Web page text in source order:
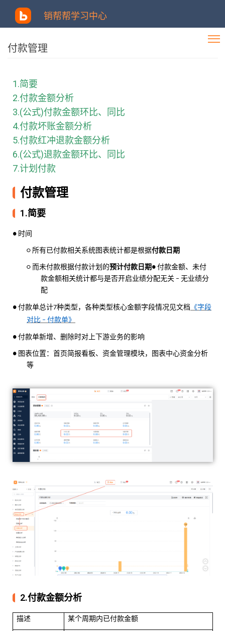
销帮帮学习中心
付款管理
1.简要
2.付款金额分析
3.(公式)付款金额环比、同比
4.付款坏账金额分析
5.付款红冲退款金额分析
6.(公式)退款金额环比、同比
7.计划付款
付款管理
1.简要
● 时间
○ 所有已付款相关系统图表统计都是根据付款日期
○ 而未付款根据付款计划的预计付款日期 ● 付款金额、未付
款金额相关统计都与是否开启业绩分配无关 – 无业绩分
配
● 付款单总计7种类型，各种类型核心金额字段情况见文档 《字段
对比 – 付款单》
● 付款单新增、删除时对上下游业务的影响
● 图表位置：首页简报看板、资金管理模块，图表中心资金分析
等
2.付款金额分析
描述 某个周期内已付款金额